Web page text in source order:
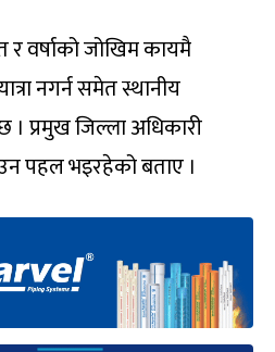
वर्षाको जोखिम कायमै
नगर्न समेत स्थानीय
प्रमुख जिल्ला अधिकारी
पहल भइरहेको बताए ।